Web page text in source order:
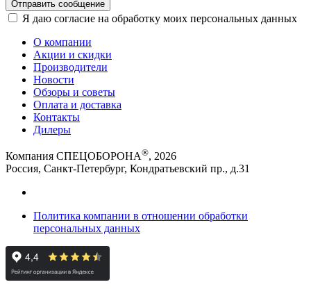
Отправить сообщение
Я даю согласие на обработку моих персональных данных
О компании
Акции и скидки
Производители
Новости
Обзоры и советы
Оплата и доставка
Контакты
Дилеры
Компания СПЕЦОБОРОНА®, 2026
Россия, Санкт-Петербург, Кондратьевский пр., д.31
Политика компании в отношении обработки
персональных данных